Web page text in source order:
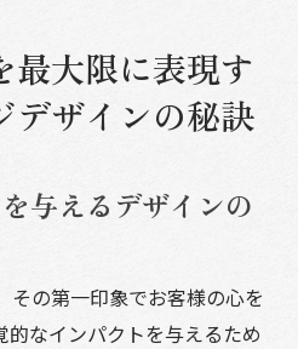
る美容室の雰囲気
ンティティを強調するロゴ
室のオンラインプレゼン
室のオンライン可視性を
最大限に表現す
デザインの秘訣
与えるデザインの
その第一印象でお客様の心を
的なインパクトを与えるため